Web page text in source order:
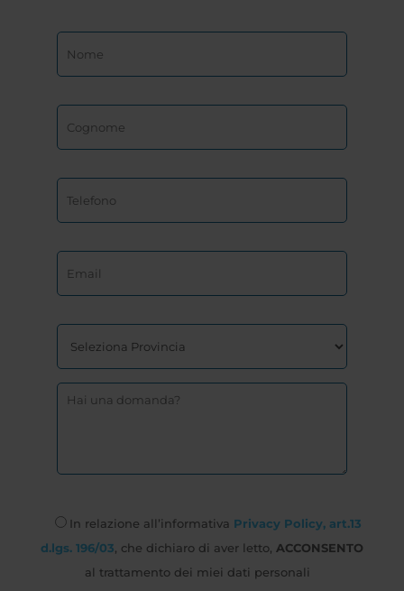
In relazione all’informativa Privacy Policy, art.13
d.lgs. 196/03 , che dichiaro di aver letto, ACCONSENTO
al trattamento dei miei dati personali